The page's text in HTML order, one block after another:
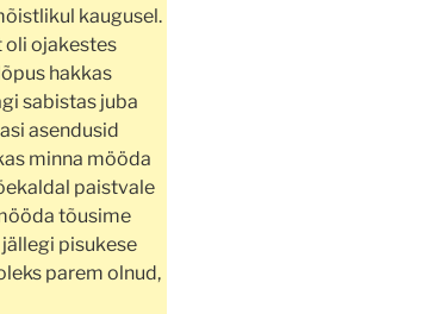
kaugusel.
oli ojakestes
hakkas
sabistas juba
asendusid
minna mööda
paistvale
tõusime
pisukese
parem olnud,